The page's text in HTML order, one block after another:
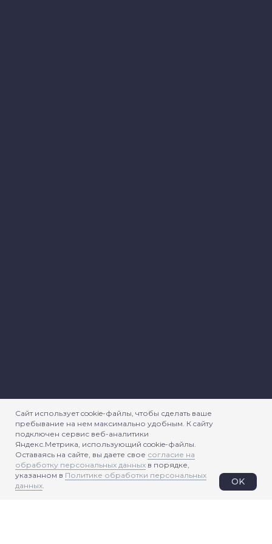
Сайт использует cookie-файлы, чтобы сделать ваше
пребывание на нем максимально удобным. К cайту
подключен сервис веб-аналитики
Яндекс.Метрика, использующий cookie-файлы.
Оставаясь на сайте, вы даете свое согласие на
обработку персональных данных в порядке,
указанном в Политике обработки персональных
данных. OK